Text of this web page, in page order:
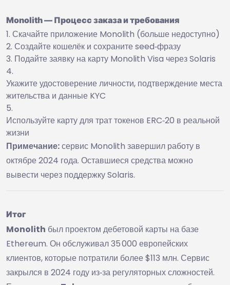
Monolith — Процесс заказа и требования
Скачайте приложение Monolith (больше недоступно)
Создайте кошелёк и сохраните seed‑фразу
Подайте заявку на карту Monolith Visa через Solaris
Укажите удостоверение личности, подтверждение места
жительства и данные KYC
Используйте карту для трат токенов ERC‑20 в реальной
жизни
Примечание:сервис Monolith завершил работу в
октябре 2024 года. Оставшиеся средства можно
вывести через поддержку Solaris.
Итог
Monolith был проектом дебетовой карты на базе
Ethereum. Он обслуживал 35 000 европейских
клиентов, которые потратили более $113 млн. Сервис
закрылся в 2024 году из‑за регуляторных сложностей.